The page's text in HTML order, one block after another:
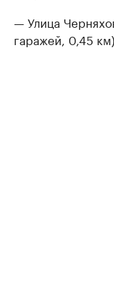
— Улица
гаражей, 0,45